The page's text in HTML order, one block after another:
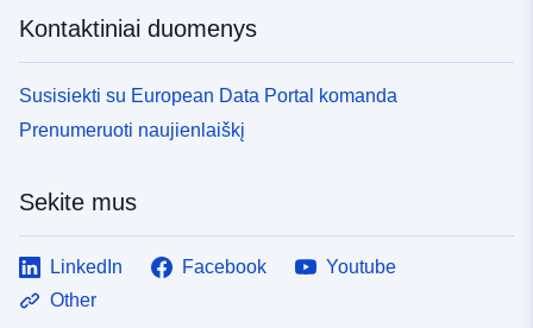
Kontaktiniai duomenys
Susisiekti su European Data Portal komanda
Prenumeruoti naujienlaiškį
Sekite mus
LinkedIn Facebook
Youtube
Other